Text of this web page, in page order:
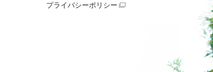
プライバシーポリシー